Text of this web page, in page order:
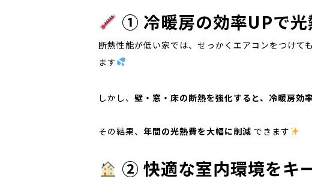
① 冷暖房の効率UPで光
断熱性能が低い家では、せっかくエアコンをつけても
ます
しかし、 壁・窓・床の断熱を強化すると、冷暖房効
その結果、 年間の光熱費を大幅に削減 できます
② 快適な室内環境をキ